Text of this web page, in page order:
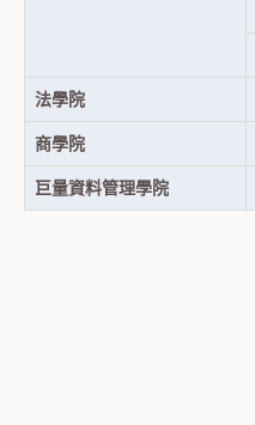
法學院
商學院
巨量資料管理學院